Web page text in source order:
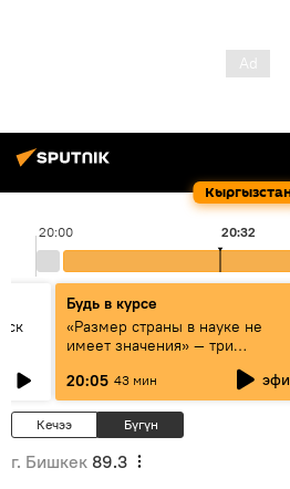
20:00 20:32
Будь в курсе
«Размер страны в науке не
имеет значения» — три
эксперта о сотрудничестве
России и Кыргызстана в
образовании и исследованиях
20:05 43 мин
Кечээ Бүгүн
г. Бишкек 89.3